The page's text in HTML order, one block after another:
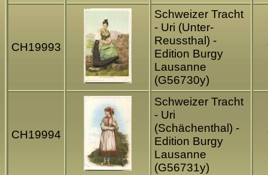
CH19993
Schweizer Tracht
- Uri (Unter-
Reussthal) -
Edition Burgy
Lausanne
(G56730y)
CH19994
Schweizer Tracht
- Uri
(Schächenthal) -
Edition Burgy
Lausanne
(G56731y)